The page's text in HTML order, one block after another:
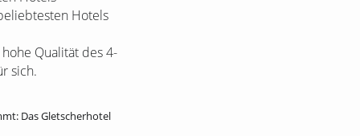
Hotels
Qualität des 4-
sich.
Das Gletscherhotel